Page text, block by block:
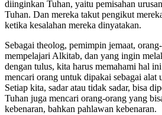
diinginkan Tuhan, yaitu pemisahan
Tuhan. Dan mereka takut pengikut
ketika kesalahan mereka dinyatakan.
Sebagai theolog, pemimpin jemaat,
mempelajari Alkitab, dan yang ingin
dengan tulus, kita harus memahami hal
mencari orang untuk dipakai sebagai alat
Setiap kita, sadar atau tidak sadar, bisa
Tuhan juga mencari orang-orang yang
kebenaran, bahkan pahlawan kebenaran.